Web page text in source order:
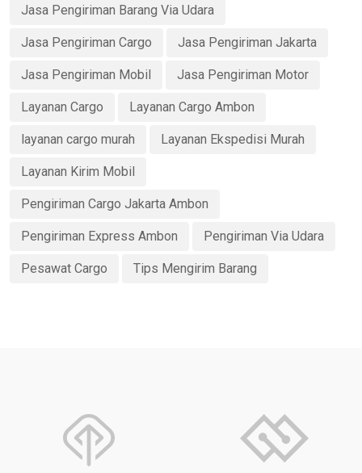
Jasa Pengiriman Barang Via Udara
Jasa Pengiriman Cargo Jasa Pengiriman Jakarta
Jasa Pengiriman Mobil Jasa Pengiriman Motor
Layanan Cargo Layanan Cargo Ambon
layanan cargo murah Layanan Ekspedisi Murah
Layanan Kirim Mobil
Pengiriman Cargo Jakarta Ambon
Pengiriman Express Ambon Pengiriman Via Udara
Pesawat Cargo Tips Mengirim Barang